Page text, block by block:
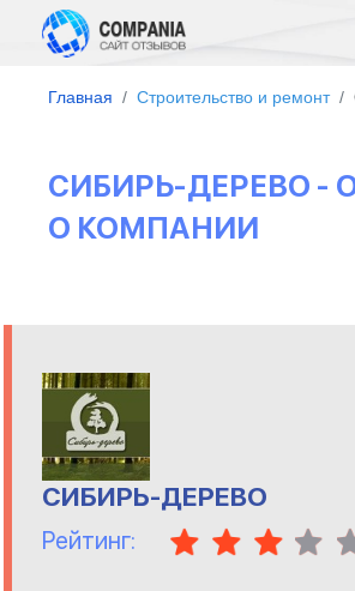
Главная Строительство и ремонт
СИБИРЬ-ДЕРЕВО -
О КОМПАНИИ
СИБИРЬ-ДЕРЕВО
Рейтинг: